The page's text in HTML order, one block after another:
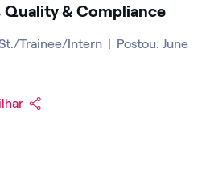
Quality & Compliance
Trainee/Intern
Postou: June